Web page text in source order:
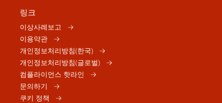
링크
이상사례보고
이용약관
개인정보처리방침(한국)
개인정보처리방침(글로벌)
컴플라이언스 핫라인
문의하기
쿠키 정책